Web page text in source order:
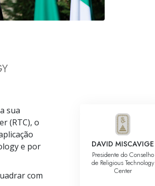
Respostas às Drogas
Fundamentos das Relações Públicas
sua
(RTC), o
e por
com
DAVID MISCAVIGE
Presidente do Conselho
de Religious Technology
Center